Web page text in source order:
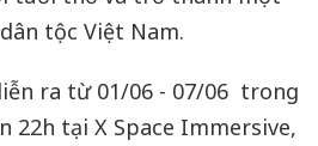
tộc Việt Nam.
ra từ 01/06 - 07/06 trong
22h tại X Space Immersive,